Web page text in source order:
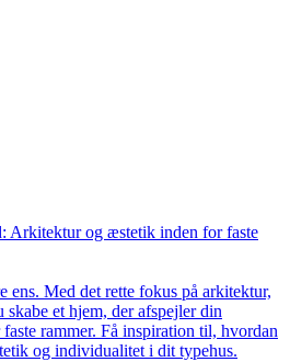
Arkitektur og æstetik inden for faste
ens. Med det rette fokus på arkitektur,
et hjem, der afspejler din
rammer. Få inspiration til, hvordan
og individualitet i dit typehus.